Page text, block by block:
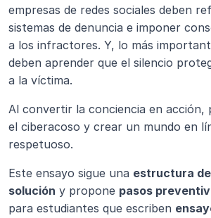
empresas de redes sociales deben
sistemas de denuncia e imponer
a los infractores. Y, lo más
deben aprender que el silencio
a la víctima.
Al convertir la conciencia en acción,
el ciberacoso y crear un mundo en
respetuoso.
Este ensayo sigue una estructura
solución y propone pasos
para estudiantes que escriben